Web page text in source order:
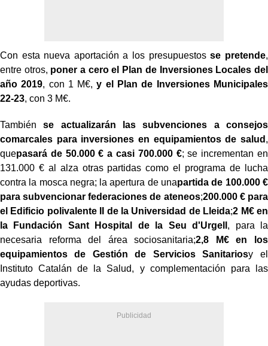
Con esta nueva aportación a los presupuestosse pretende,
entre otros, poner a cero el Plan de Inversiones Locales del
año 2019, con 1 M€, y el Plan de Inversiones Municipales
22-23, con 3 M€.
Tambiénse actualizarán las subvenciones a consejos
comarcales para inversiones en equipamientos de salud ,
quepasará de 50.000 € a casi 700.000 €; se incrementan en
131.000 € al alza otras partidas como el programa de lucha
contra la mosca negra; la apertura de unapartida de 100.000 €
para subvencionar federaciones de ateneos;200.000 € para
el Edificio polivalente II de la Universidad de Lleida;2 M€ en
la Fundación Sant Hospital de la Seu d'Urgell , para la
necesaria reforma del área sociosanitaria;2,8 M€ en los
equipamientos de Gestión de Servicios Sanitariosy el
Instituto Catalán de la Salud, y complementación para las
ayudas deportivas.